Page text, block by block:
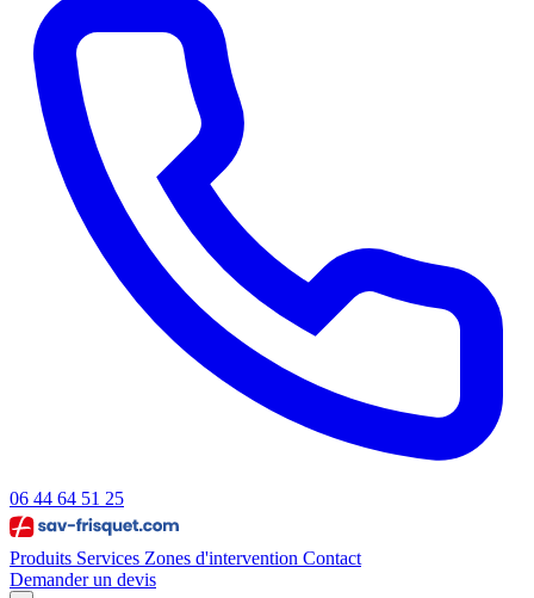
06 44 64 51 25
Produits Services Zones d'intervention Contact
Demander un devis